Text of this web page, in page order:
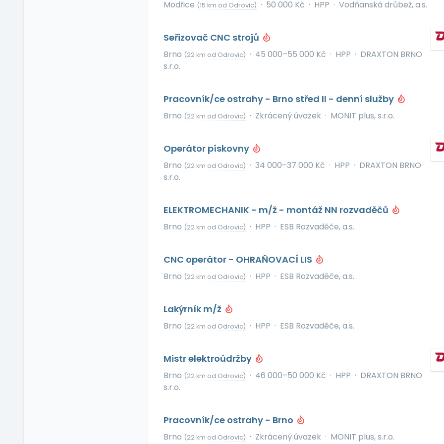
Modřice (15 km od Odrovic) · 50 000 Kč · HPP · Vodňanská drůbež, a.s.
Seřizovač CNC strojů
Brno (22 km od Odrovic) · 45 000–55 000 Kč · HPP · DRAXTON BRNO
s.r.o.
Pracovník/ce ostrahy - Brno střed II - denní služby
Brno (22 km od Odrovic) · Zkrácený úvazek · MONIT plus, s.r.o.
Operátor pískovny
Brno (22 km od Odrovic) · 34 000–37 000 Kč · HPP · DRAXTON BRNO
s.r.o.
ELEKTROMECHANIK - m/ž - montáž NN rozvaděčů
Brno (22 km od Odrovic) · HPP · ESB Rozvaděče, a.s.
CNC operátor - OHRAŇOVACÍ LIS
Brno (22 km od Odrovic) · HPP · ESB Rozvaděče, a.s.
Lakýrník m/ž
Brno (22 km od Odrovic) · HPP · ESB Rozvaděče, a.s.
Mistr elektroúdržby
Brno (22 km od Odrovic) · 46 000–50 000 Kč · HPP · DRAXTON BRNO
s.r.o.
Pracovník/ce ostrahy - Brno
Brno (22 km od Odrovic) · Zkrácený úvazek · MONIT plus, s.r.o.